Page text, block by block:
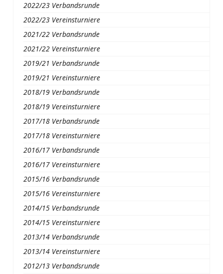
2022/23 Verbandsrunde
2022/23 Vereinsturniere
2021/22 Verbandsrunde
2021/22 Vereinsturniere
2019/21 Verbandsrunde
2019/21 Vereinsturniere
2018/19 Verbandsrunde
2018/19 Vereinsturniere
2017/18 Verbandsrunde
2017/18 Vereinsturniere
2016/17 Verbandsrunde
2016/17 Vereinsturniere
2015/16 Verbandsrunde
2015/16 Vereinsturniere
2014/15 Verbandsrunde
2014/15 Vereinsturniere
2013/14 Verbandsrunde
2013/14 Vereinsturniere
2012/13 Verbandsrunde